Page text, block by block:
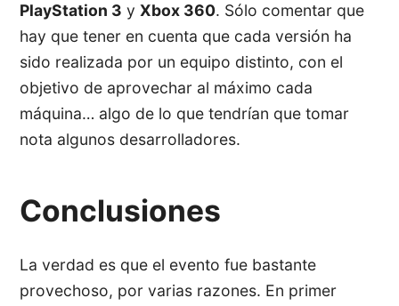
PlayStation 3 yXbox 360. Sólo comentar que
hay que tener en cuenta que cada versión ha
sido realizada por un equipo distinto, con el
objetivo de aprovechar al máximo cada
máquina… algo de lo que tendrían que tomar
nota algunos desarrolladores.
Conclusiones
La verdad es que el evento fue bastante
provechoso, por varias razones. En primer